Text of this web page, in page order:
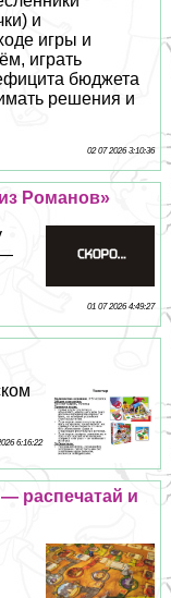
и
игры и
играть
бюджета
решения и
02 07 2026 3:10:36
Романов»
—
01 07 2026 4:49:27
6:16:22
распечатай и